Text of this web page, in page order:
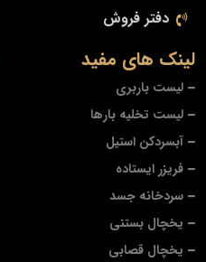
لینک های مفید
لیست باربری
لیست تخلیه بارها
آبسردکن استیل
فریزر ایستاده
سردخانه جسد
یخچال بستنی
یخچال قصابی
دفتر فروش